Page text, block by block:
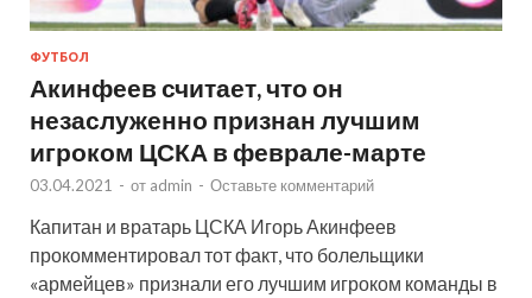
ФУТБОЛ
Акинфеев считает, что он
незаслуженно признан лучшим
игроком ЦСКА в феврале-марте
03.04.2021 - от admin - Оставьте комментарий
Капитан и вратарь ЦСКА Игорь Акинфеев
прокомментировал тот факт, что болельщики
«армейцев» признали его лучшим игроком команды в